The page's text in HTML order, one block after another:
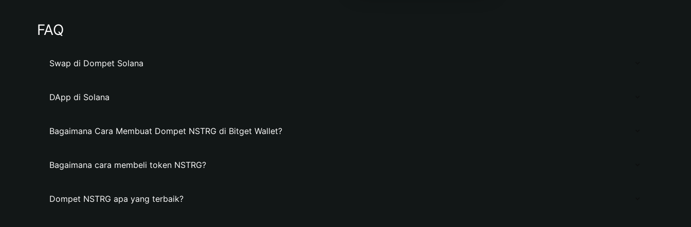
FAQ
Swap di Dompet Solana
DApp di Solana
Bagaimana Cara Membuat Dompet NSTRG di Bitget Wallet?
Bagaimana cara membeli token NSTRG?
Dompet NSTRG apa yang terbaik?